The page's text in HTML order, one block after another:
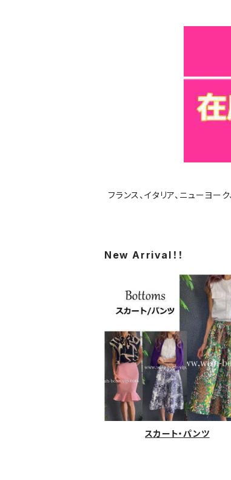
フランス、イタリア、ニューヨー
New Arrival！！
スカート・パンツ